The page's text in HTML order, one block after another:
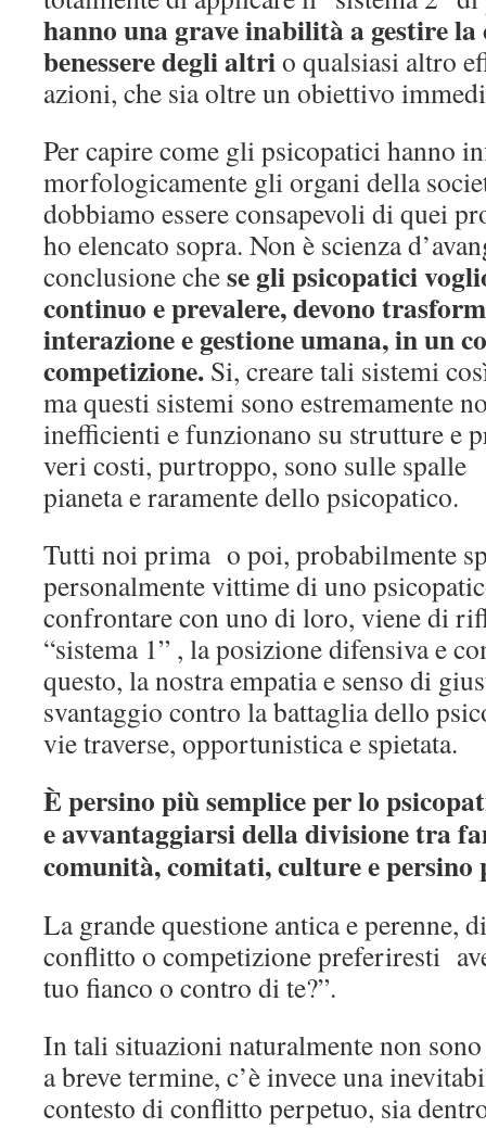
hanno una grave inabilità a gestire
benessere degli altrio qualsiasi altro
azioni, che sia oltre un obiettivo
Per capire come gli psicopatici hanno
morfologicamente gli organi della
dobbiamo essere consapevoli di quei
ho elencato sopra. Non è scienza
conclusione chese gli psicopatici
continuo e prevalere, devono
interazione e gestione umana, in un
competizione. Si, creare tali sistemi
ma questi sistemi sono estremamente
inefficienti e funzionano su strutture e
veri costi, purtroppo, sono sulle
pianeta e raramente dello psicopatico.
Tutti noi prima o poi, probabilmente
personalmente vittime di uno
confrontare con uno di loro, viene di
“sistema 1” , la posizione difensiva e
questo, la nostra empatia e senso di
svantaggio contro la battaglia dello
vie traverse, opportunistica e spietata.
È persino più semplice per lo
e avvantaggiarsi della divisione tra
comunità, comitati, culture e persino
La grande questione antica e perenne,
conflitto o competizione preferiresti
tuo fianco o contro di te?”.
In tali situazioni naturalmente non
a breve termine, c’è invece una
contesto di conflitto perpetuo, sia